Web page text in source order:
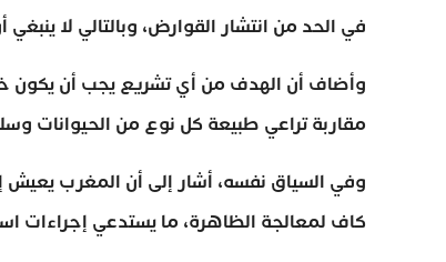
في الحد من انتشار القوارض، وبالتالي لا
وأضاف أن الهدف من أي تشريع يجب أن يكون
مقاربة تراعي طبيعة كل نوع من الحيوانات
وفي السياق نفسه، أشار إلى أن المغرب يعيش
كاف لمعالجة الظاهرة، ما يستدعي إجراءات